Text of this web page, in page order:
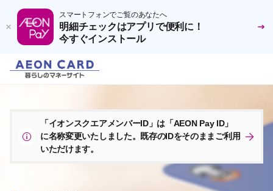
スマートフォンでご覧のあなたへ
明細チェックはアプリで便利に！
今すぐインストール
「イオンスクエアメンバーID」は「AEON Pay ID」
に名称変更いたしました。既存のIDをそのままご利用
いただけます。